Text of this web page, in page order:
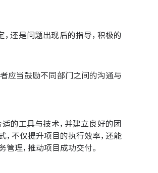
还是问题出现后的指导，积极的
应当鼓励不同部门之间的沟通与
的工具与技术，并建立良好的团
，不仅提升项目的执行效率，还能
理，推动项目成功交付。